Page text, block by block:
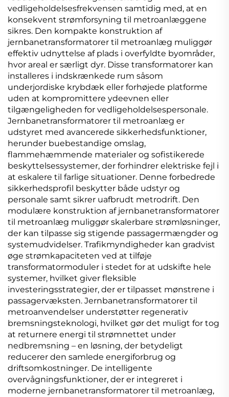
vedligeholdelsesfrekvensen samtidig med, at en
konsekvent strømforsyning til metroanlæggene
sikres. Den kompakte konstruktion af
jernbanetransformatorer til metroanlæg muliggør
effektiv udnyttelse af plads i overfyldte byområder,
hvor areal er særligt dyr. Disse transformatorer kan
installeres i indskrænkede rum såsom
underjordiske krybdæk eller forhøjede platforme
uden at kompromittere ydeevnen eller
tilgængeligheden for vedligeholdelsespersonale.
Jernbanetransformatorer til metroanlæg er
udstyret med avancerede sikkerhedsfunktioner,
herunder buebestandige omslag,
flammehæmmende materialer og sofistikerede
beskyttelsessystemer, der forhindrer elektriske fejl i
at eskalere til farlige situationer. Denne forbedrede
sikkerhedsprofil beskytter både udstyr og
personale samt sikrer uafbrudt metrodrift. Den
modulære konstruktion af jernbanetransformatorer
til metroanlæg muliggør skalerbare strømløsninger,
der kan tilpasse sig stigende passagermængder og
systemudvidelser. Trafikmyndigheder kan gradvist
øge strømkapaciteten ved at tilføje
transformatormoduler i stedet for at udskifte hele
systemer, hvilket giver fleksible
investeringsstrategier, der er tilpasset mønstrene i
passagervæksten. Jernbanetransformatorer til
metroanvendelser understøtter regenerativ
bremsningsteknologi, hvilket gør det muligt for tog
at returnere energi til strømnettet under
nedbremsning – en løsning, der betydeligt
reducerer den samlede energiforbrug og
driftsomkostninger. De intelligente
overvågningsfunktioner, der er integreret i
moderne jernbanetransformatorer til metroanlæg,